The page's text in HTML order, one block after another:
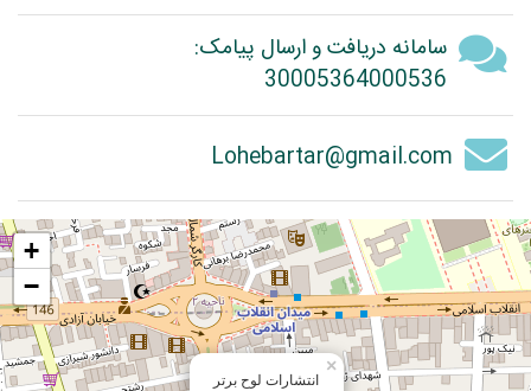
سامانه دریافت و ارسال پیامک:
30005364000536
Lohebartar@gmail.com
انتشارات لوح برتر
×
+
−